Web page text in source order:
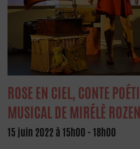
ROSE EN CIEL, CONTE
MUSICAL DE MIRÉLÈ ROZEN
15 juin 2022 à 15h00 -18h00